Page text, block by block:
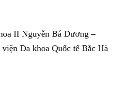
II Nguyễn Bá Dương –
Đa khoa Quốc tế Bắc Hà